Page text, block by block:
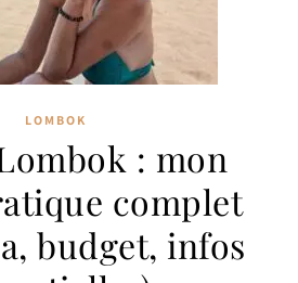
LOMBOK
: mon
complet
budget, infos